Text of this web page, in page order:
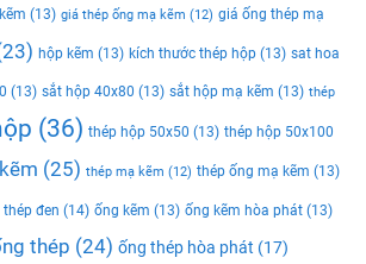
(13) giá thép ống mạ kẽm (12) giá ống thép mạ
hộp kẽm (13) kích thước thép hộp (13) sat hoa
(13) sắt hộp 40x80 (13) sắt hộp mạ kẽm (13) thép
(36) thép hộp 50x50 (13) thép hộp 50x100
(25) thép mạ kẽm (12) thép ống mạ kẽm (13)
thép đen (14) ống kẽm (13) ống kẽm hòa phát (13)
thép (24) ống thép hòa phát (17)